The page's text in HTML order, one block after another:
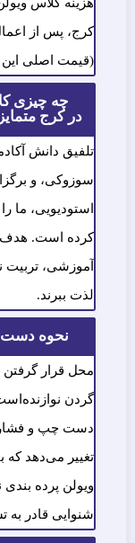
هزینه کلاس‌
(قیمت اصلی این کلاس ۲،۶۰۰،۰۰۰
چه چیزی
در کرج
تلفیق دانش
سوزوکی، و
استودیویی، ما
کرده است. هدف
آموزشی، تربیت
لذت ببرند.
نحوه دست
محل قرار
گردن
دست چپ و فشار
تغییر می‌دهد که
ویولن پرده بندی
شنوایی قادر